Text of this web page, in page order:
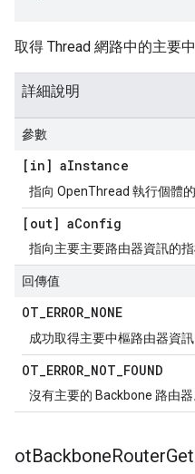
取得 Thread 網路中的主要
詳細說明
參數
[in] aInstance
指向 OpenThread 執行個體的
[out] aConfig
指向主要主要路由器資訊的指
回傳值
OT_ERROR_NONE
成功取得主要中樞路由器資訊
OT_ERROR_NOT_FOUND
沒有主要的 Backbone 路由器
otBackboneRouterGet